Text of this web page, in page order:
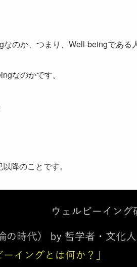
のか、つまり、Well-beingである
なのかです。
降のことです。